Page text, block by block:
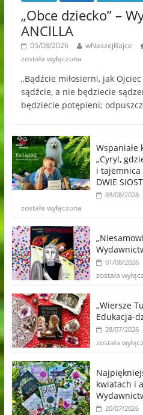
„Obce dziecko” –
ANCILLA
05/08/2026 wNaszejBajce
została wyłączona
„Bądźcie miłosierni, jak
sądźcie, a nie będziecie
będziecie potępieni;
Wspaniałe
„Cyryl,
i tajemnica
DWIE
03/08/2026
została wyłączona
01/08/2026
została
„Wiersze
Edukacja-
28/07/2026
została
kwiatach i
20/07/2026